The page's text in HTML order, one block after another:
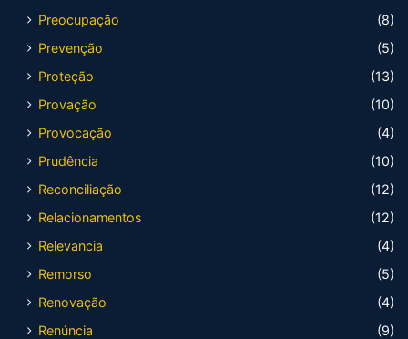
Preocupação
(8)
Prevenção
(5)
Proteção
(13)
Provação
(10)
Provocação
(4)
Prudência
(10)
Reconciliação
(12)
Relacionamentos
(12)
Relevancia
(4)
Remorso
(5)
Renovação
(4)
Renúncia
(9)